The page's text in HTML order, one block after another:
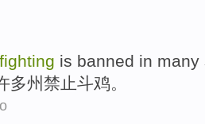
is banned in many
多州禁止斗鸡。